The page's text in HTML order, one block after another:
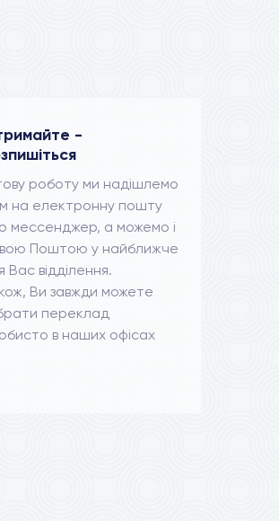
-
роботу ми надішлемо
на електронну пошту
мессенджер, а можемо і
Поштою у найближче
Вас відділення.
Ви завжди можете
переклад
в наших офісах